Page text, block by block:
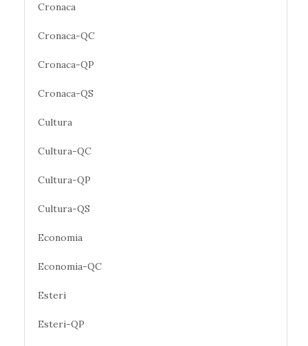
Cronaca
Cronaca-QC
Cronaca-QP
Cronaca-QS
Cultura
Cultura-QC
Cultura-QP
Cultura-QS
Economia
Economia-QC
Esteri
Esteri-QP